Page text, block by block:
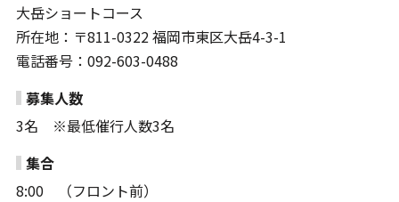
大岳ショートコース
所在地：〒811-0322 福岡市東区大岳4-3-1
電話番号：092-603-0488
募集人数
3名 ※最低催行人数3名
集合
8:00 （フロント前）